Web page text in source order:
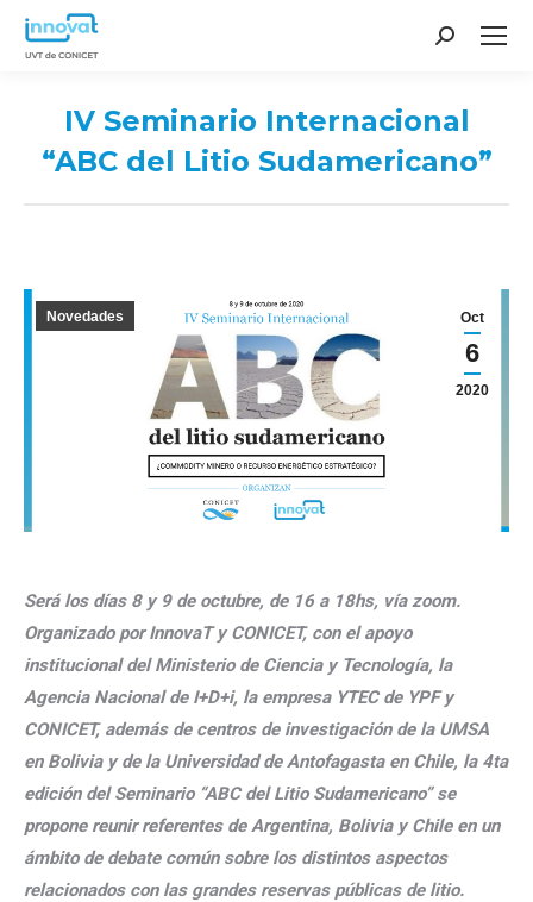
Search:
IV Seminario Internacional
“ABC del Litio Sudamericano”
Oct
6
2020
Novedades
Será los días 8 y 9 de octubre, de 16 a 18hs, vía zoom.
Organizado por InnovaT y CONICET, con el apoyo
institucional del Ministerio de Ciencia y Tecnología, la
Agencia Nacional de I+D+i, la empresa YTEC de YPF y
CONICET, además de centros de investigación de la UMSA
en Bolivia y de la Universidad de Antofagasta en Chile, la 4ta
edición del Seminario “ABC del Litio Sudamericano” se
propone reunir referentes de Argentina, Bolivia y Chile en un
ámbito de debate común sobre los distintos aspectos
relacionados con las grandes reservas públicas de litio.